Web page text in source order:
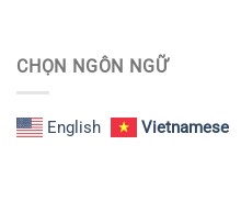
CHỌN NGÔN NGỮ
English Vietnamese